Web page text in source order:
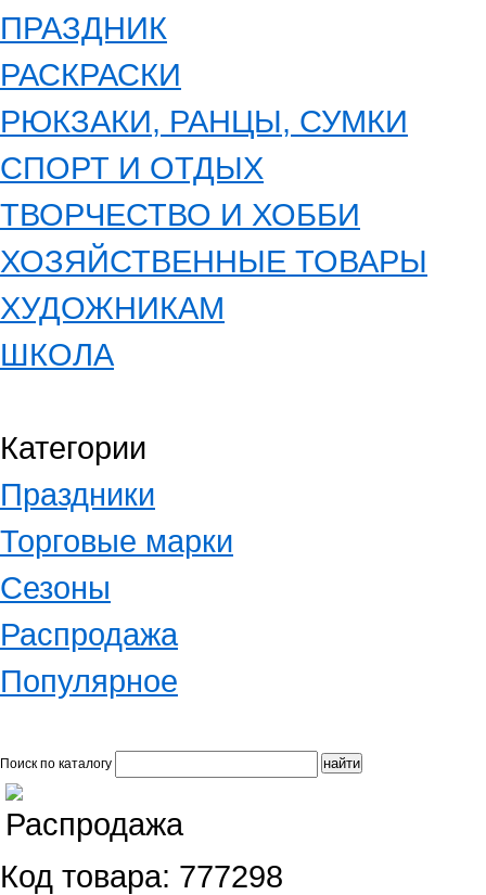
ПРАЗДНИК
РАСКРАСКИ
РЮКЗАКИ, РАНЦЫ, СУМКИ
СПОРТ И ОТДЫХ
ТВОРЧЕСТВО И ХОББИ
ХОЗЯЙСТВЕННЫЕ ТОВАРЫ
ХУДОЖНИКАМ
ШКОЛА
Категории
Праздники
Торговые марки
Сезоны
Распродажа
Популярное
Поиск по каталогу
Код товара: 777298